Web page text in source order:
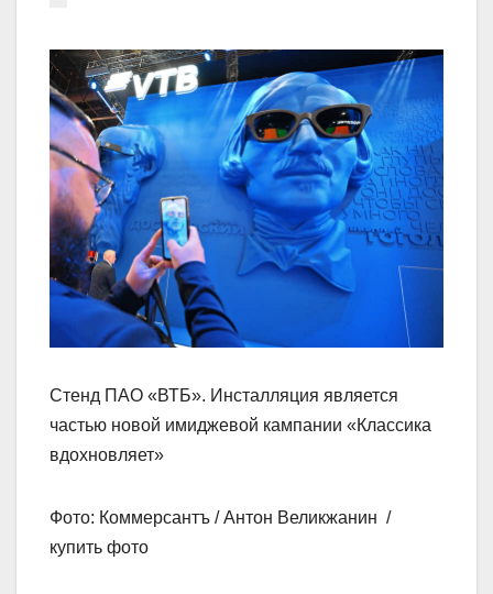
Стенд ПАО «ВТБ». Инсталляция является
частью новой имиджевой кампании «Классика
вдохновляет»
Фото: Коммерсантъ / Антон Великжанин /
купить фото